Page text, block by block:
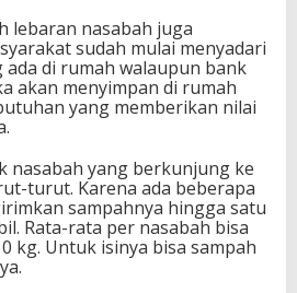
lebaran nasabah juga
sudah mulai menyadari
ada di rumah walaupun bank
akan menyimpan di rumah
yang memberikan nilai
nasabah yang berkunjung ke
turut. Karena ada beberapa
sampahnya hingga satu
Rata-rata per nasabah bisa
kg. Untuk isinya bisa sampah